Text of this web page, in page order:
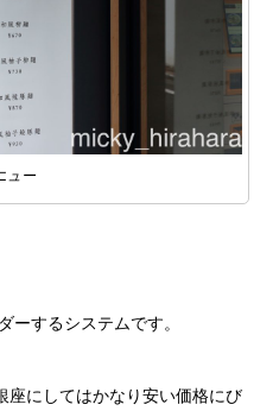
ュー
ーするシステムです。
座にしてはかなり安い価格にび